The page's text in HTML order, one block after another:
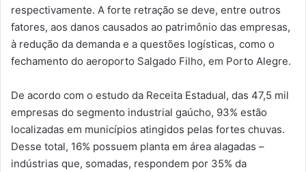
respectivamente. A forte retração se deve, entre outros
fatores, aos danos causados ao patrimônio das empresas,
à redução da demanda e a questões logísticas, como o
fechamento do aeroporto Salgado Filho, em Porto Alegre.
De acordo com o estudo da Receita Estadual, das 47,5 mil
empresas do segmento industrial gaúcho, 93% estão
localizadas em municípios atingidos pelas fortes chuvas.
Desse total, 16% possuem planta em área alagadas –
indústrias que, somadas, respondem por 35% da